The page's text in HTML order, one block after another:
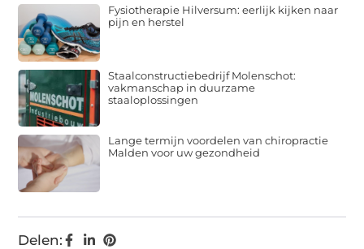
Delen:
Fysiotherapie Hilversum: eerlijk kijken naar
pijn en herstel
Staalconstructiebedrijf Molenschot:
vakmanschap in duurzame
staaloplossingen
Lange termijn voordelen van chiropractie
Malden voor uw gezondheid